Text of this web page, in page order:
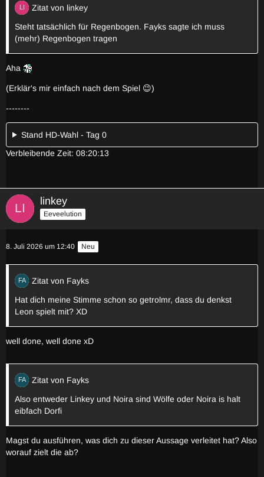
Zitat von linkey
Steht tatsächlich für Regenbogen. Fayks sagte ich muss
(mehr) Regenbogen tragen
Aha
(Erklär's mir einfach nach dem Spiel 😉)
--------
Stand HD-Wahl - Tag 0
Verbleibende Zeit: 08:20:13
linkey
Eeveelution
8. Juli 2026 um 12:40 Neu
Zitat von Fayks
Hat dich meine Stimme schon so getrolmr, dass du denkst
Leon spielt mit? XD
well done, well done xD
Zitat von Fayks
Also entweder Linkey und Noira sind Wölfe oder Noira is halt
eibfach Dorfi
Magst du ausführen, was dich zu dieser Aussage verleitet hat? Also
worauf zielt die ab?